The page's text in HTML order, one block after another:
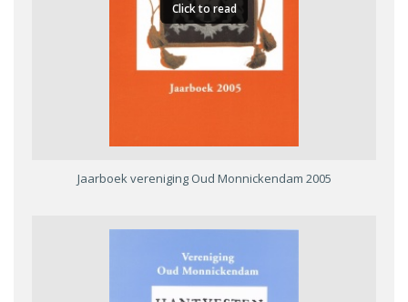
Click to read
Jaarboek vereniging Oud Monnickendam 2005